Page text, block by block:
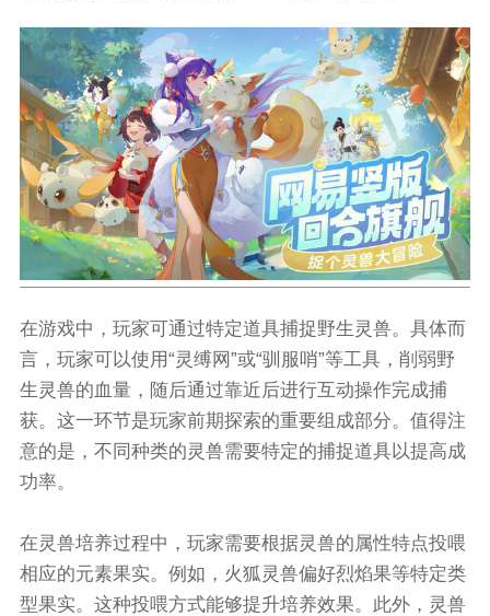
在游戏中，玩家可通过特定道具捕捉野生灵兽。具体而
言，玩家可以使用“灵缚网”或“驯服哨”等工具，削弱野
生灵兽的血量，随后通过靠近后进行互动操作完成捕
获。这一环节是玩家前期探索的重要组成部分。值得注
意的是，不同种类的灵兽需要特定的捕捉道具以提高成
功率。
在灵兽培养过程中，玩家需要根据灵兽的属性特点投喂
相应的元素果实。例如，火狐灵兽偏好烈焰果等特定类
型果实。这种投喂方式能够提升培养效果。此外，灵兽